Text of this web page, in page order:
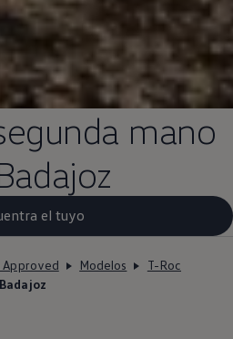
mano
el tuyo
Approved Modelos
T-Roc